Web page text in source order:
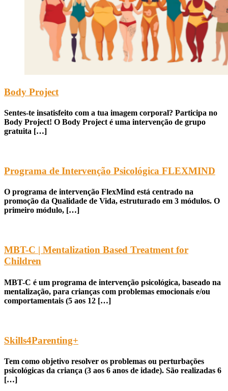
Body Project
Sentes-te insatisfeito com a tua imagem corporal? Participa no
Body Project! O Body Project é uma intervenção de grupo
gratuita […]
Programa de Intervenção Psicológica FLEXMIND
O programa de intervenção FlexMind está centrado na
promoção da Qualidade de Vida, estruturado em 3 módulos. O
primeiro módulo, […]
MBT-C | Mentalization Based Treatment for
Children
MBT-C é um programa de intervenção psicológica, baseado na
mentalização, para crianças com problemas emocionais e/ou
comportamentais (5 aos 12 […]
Skills4Parenting+
Tem como objetivo resolver os problemas ou perturbações
psicológicas da criança (3 aos 6 anos de idade). São realizadas 6
[…]